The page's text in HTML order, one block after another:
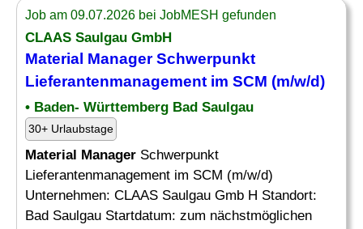
Job am 09.07.2026 bei JobMESH gefunden
CLAAS Saulgau GmbH
Material ManagerSchwerpunkt
Lieferantenmanagement im SCM (m/w/d)
• Baden- Württemberg Bad Saulgau
30+ Urlaubstage
Material Manager Schwerpunkt
Lieferantenmanagement im SCM (m/w/d)
Unternehmen: CLAAS Saulgau Gmb H Standort:
Bad Saulgau Startdatum: zum nächstmöglichen